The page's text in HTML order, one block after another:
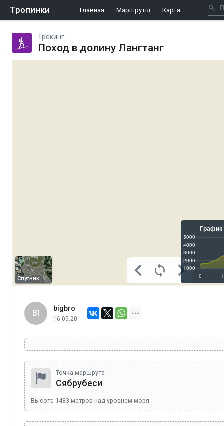
Тропинки Главная Маршруты Карта
Трекинг
Поход в долину Лангтанг
Спутник
BI
bigbro
16.05.20
Точка маршрута
Сябрубеси
Высота 1433 метров над уровнем моря